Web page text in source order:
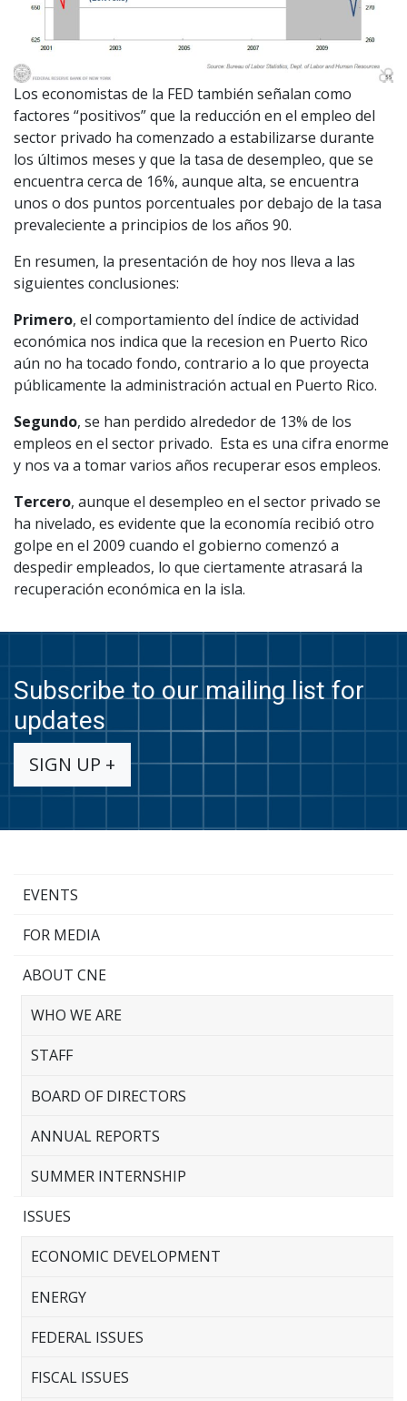
Los economistas de la FED también señalan como
factores “positivos” que la reducción en el empleo del
sector privado ha comenzado a estabilizarse durante
los últimos meses y que la tasa de desempleo, que se
encuentra cerca de 16%, aunque alta, se encuentra
unos o dos puntos porcentuales por debajo de la tasa
prevaleciente a principios de los años 90.
En resumen, la presentación de hoy nos lleva a las
siguientes conclusiones:
Primero, el comportamiento del índice de actividad
económica nos indica que la recesion en Puerto Rico
aún no ha tocado fondo, contrario a lo que proyecta
públicamente la administración actual en Puerto Rico.
Segundo, se han perdido alrededor de 13% de los
empleos en el sector privado. Esta es una cifra enorme
y nos va a tomar varios años recuperar esos empleos.
Tercero, aunque el desempleo en el sector privado se
ha nivelado, es evidente que la economía recibió otro
golpe en el 2009 cuando el gobierno comenzó a
despedir empleados, lo que ciertamente atrasará la
recuperación económica en la isla.
Subscribe to our mailing list for
updates
SIGN UP +
EVENTS
FOR MEDIA
ABOUT CNE
WHO WE ARE
STAFF
BOARD OF DIRECTORS
ANNUAL REPORTS
SUMMER INTERNSHIP
ISSUES
ECONOMIC DEVELOPMENT
ENERGY
FEDERAL ISSUES
FISCAL ISSUES